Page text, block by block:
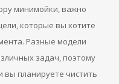
минимойки, важно
которые вы хотите
Разные модели
задач, поэтому
вы планируете чистить